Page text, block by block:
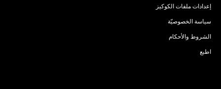
إعدادات ملفات الكوكيز
سياسة الخصوصيّة
الشروط والأحكام
اطبع